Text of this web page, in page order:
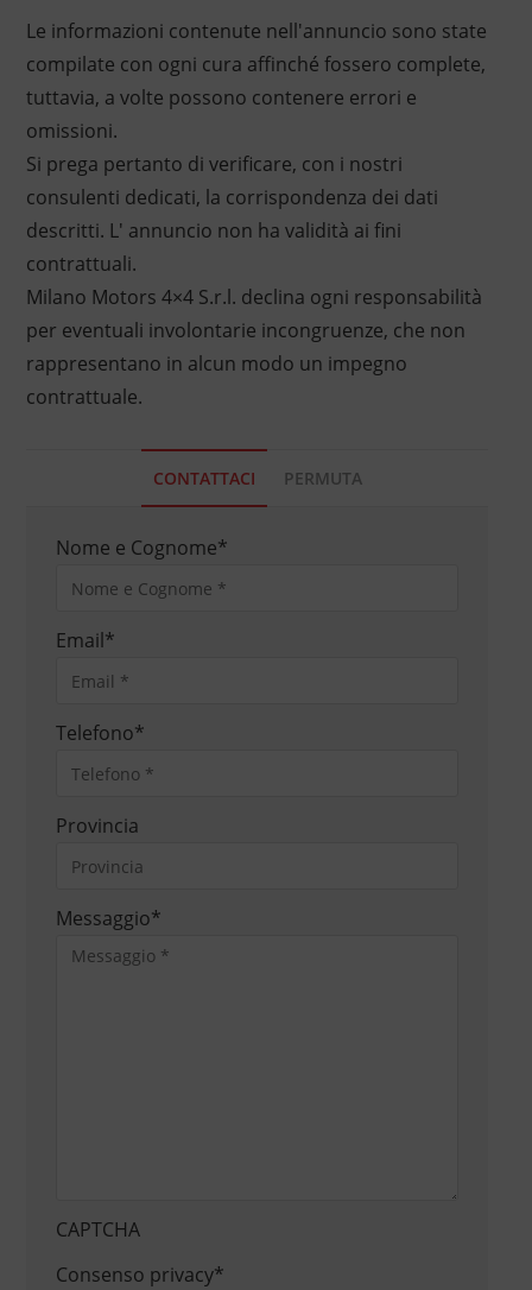
Le informazioni contenute nell'annuncio sono state
compilate con ogni cura affinché fossero complete,
tuttavia, a volte possono contenere errori e
omissioni.
Si prega pertanto di verificare, con i nostri
consulenti dedicati, la corrispondenza dei dati
descritti. L' annuncio non ha validità ai fini
contrattuali.
Milano Motors 4×4 S.r.l. declina ogni responsabilità
per eventuali involontarie incongruenze, che non
rappresentano in alcun modo un impegno
contrattuale.
CONTATTACI PERMUTA
Nome e Cognome*
Email*
Telefono*
Provincia
Messaggio*
CAPTCHA
Consenso privacy*